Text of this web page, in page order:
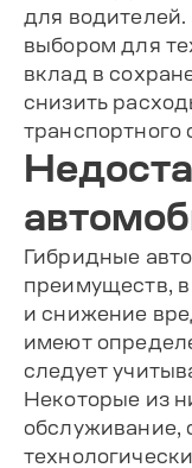
для
выбором для
вклад в
снизить
транспортного
Гибридные
преимуществ,
и снижение
имеют
следует
Некоторые из
обслуживание,